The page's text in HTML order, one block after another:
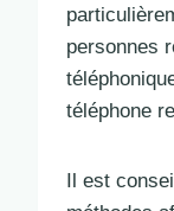
personnes
téléphone
Il est